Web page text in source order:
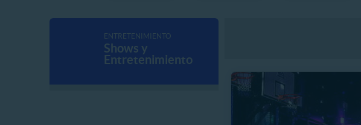
ENTRETENIMIENTO
Shows y
Entretenimiento